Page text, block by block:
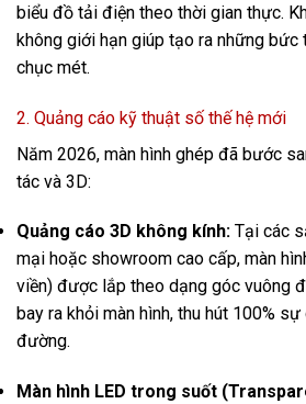
biểu đồ tải điện theo thời gian thực.
không giới hạn giúp tạo ra những bức
chục mét.
2. Quảng cáo kỹ thuật số thế hệ mới
Năm 2026, màn hình ghép đã bước
tác và 3D:
Quảng cáo 3D không kính: Tại các
mại hoặc showroom cao cấp, màn
viền) được lắp theo dạng góc vuông
bay ra khỏi màn hình, thu hút 100%
đường.
Màn hình LED trong suốt